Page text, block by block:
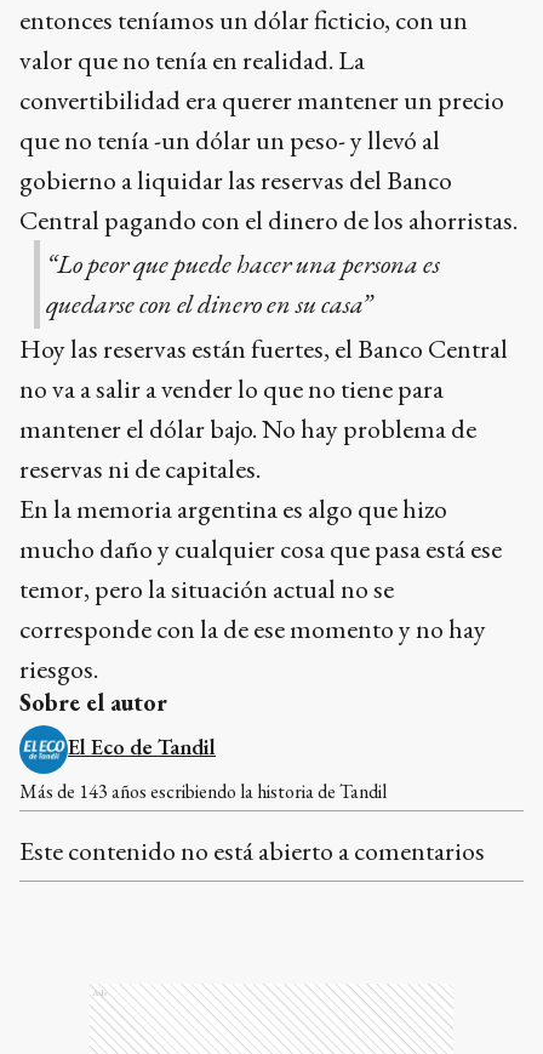
entonces teníamos un dólar ficticio, con un
valor que no tenía en realidad. La
convertibilidad era querer mantener un precio
que no tenía -un dólar un peso- y llevó al
gobierno a liquidar las reservas del Banco
Central pagando con el dinero de los ahorristas.
“Lo peor que puede hacer una persona es
quedarse con el dinero en su casa”
Hoy las reservas están fuertes, el Banco Central
no va a salir a vender lo que no tiene para
mantener el dólar bajo. No hay problema de
reservas ni de capitales.
En la memoria argentina es algo que hizo
mucho daño y cualquier cosa que pasa está ese
temor, pero la situación actual no se
corresponde con la de ese momento y no hay
riesgos.
Sobre el autor
El Eco de Tandil
Más de 143 años escribiendo la historia de Tandil
Este contenido no está abierto a comentarios
Ads